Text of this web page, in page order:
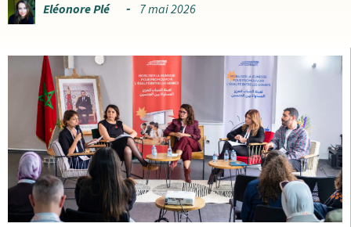
Eléonore Plé 7 mai 2026